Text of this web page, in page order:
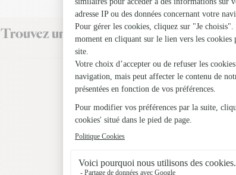
Trouvez un fleuriste Interflora à Vernois-